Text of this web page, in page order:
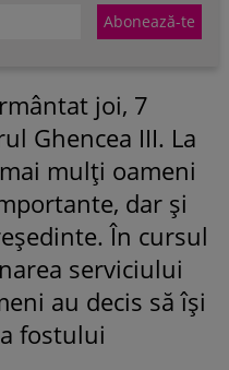
joi, 7
Ghencea III. La
mulți oameni
dar și
În cursul
serviciului
au decis să își
fostului